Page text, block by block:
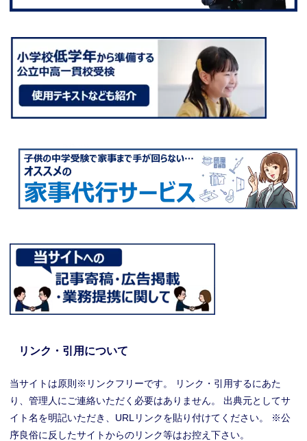
リンク・引用について
当サイトは原則※リンクフリーです。 リンク・引用するにあた
り、管理人にご連絡いただく必要はありません。 出典元としてサ
イト名を明記いただき、URLリンクを貼り付けてください。 ※公
序良俗に反したサイトからのリンク等はお控え下さい。